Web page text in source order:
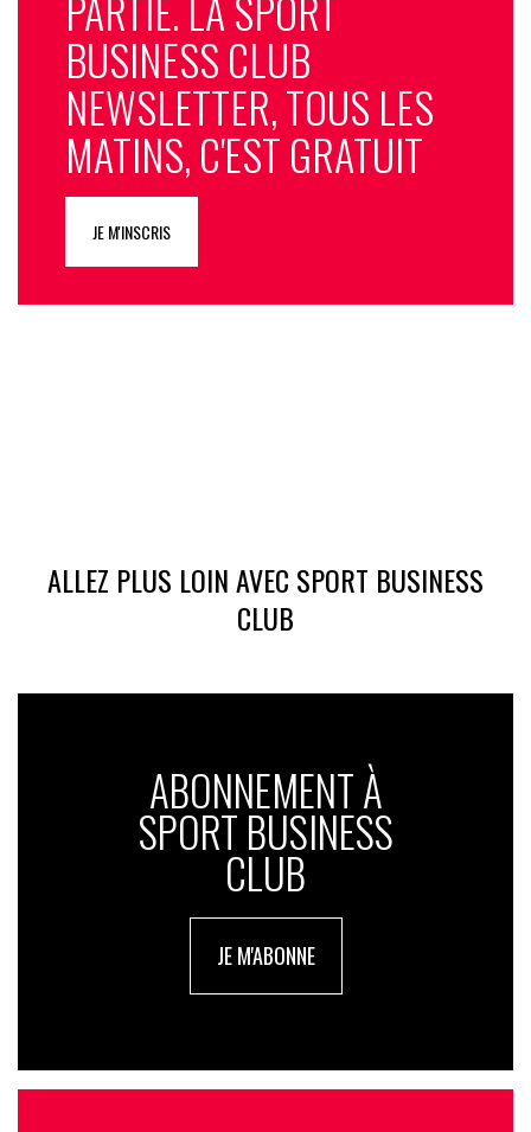
BUSINESS CLUB
NEWSLETTER, TOUS LES
MATINS, C'EST GRATUIT
JE M'INSCRIS
ALLEZ PLUS LOIN AVEC SPORT BUSINESS
CLUB
ABONNEMENT À
SPORT BUSINESS
CLUB
JE M'ABONNE